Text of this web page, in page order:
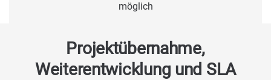
möglich
Projektübernahme,
Weiterentwicklung und SLA